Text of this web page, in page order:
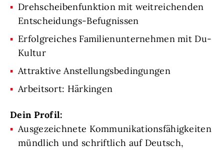
Drehscheibenfunktion mit weitreichenden
Entscheidungs-Befugnissen
Erfolgreiches Familienunternehmen mit Du-
Kultur
Attraktive Anstellungsbedingungen
Arbeitsort: Härkingen
Dein Profil:
Ausgezeichnete Kommunikationsfähigkeiten
mündlich und schriftlich auf Deutsch,